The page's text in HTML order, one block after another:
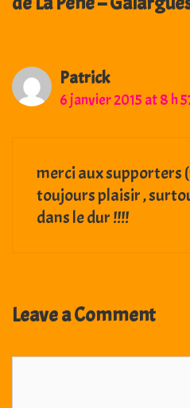
Patrick
6 janvier 2015 at 8 h
merci aux supporters
toujours plaisir ,
dans le dur !!!!
Leave a Comment